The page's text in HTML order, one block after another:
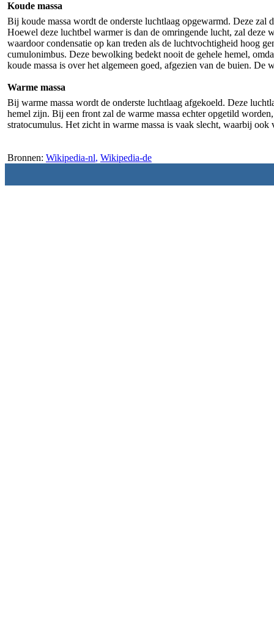
Koude massa
Bij koude massa wordt de onderste luchtlaag opgewarmd. Deze
Hoewel deze luchtbel warmer is dan de omringende lucht, zal deze
waardoor condensatie op kan treden als de luchtvochtigheid hoog
cumulonimbus. Deze bewolking bedekt nooit de gehele hemel,
koude massa is over het algemeen goed, afgezien van de buien. De
Warme massa
Bij warme massa wordt de onderste luchtlaag afgekoeld. Deze
hemel zijn. Bij een front zal de warme massa echter opgetild
stratocumulus. Het zicht in warme massa is vaak slecht, waarbij
Bronnen: Wikipedia-nl, Wikipedia-de